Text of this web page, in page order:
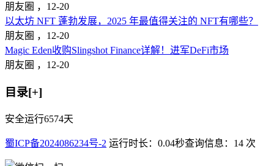
朋友圈 ， 12-20
以太坊 NFT 蓬勃发展，2025 年最值得关注的 NFT有哪些？
朋友圈 ， 12-20
Magic Eden收购Slingshot Finance详解！进军DeFi市场
朋友圈 ， 12-20
目录[+]
安全运行6574天
蜀ICP备2024086234号-2 运行时长：0.04秒查询信息：14 次